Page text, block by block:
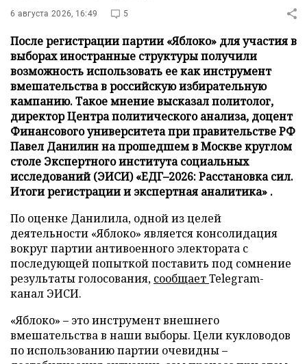
6 августа 2026, 16:49 5
После регистрации партии «Яблоко» для участия в
выборах иностранные структуры получили
возможность использовать ее как инструмент
вмешательства в российскую избирательную
кампанию. Такое мнение высказал политолог,
директор Центра политического анализа, доцент
Финансового университета при правительстве РФ
Павел Данилин на прошедшем в Москве круглом
столе Экспертного института социальных
исследований (ЭИСИ) «ЕДГ–2026: Расстановка сил.
Итоги регистрации и экспертная аналитика» .
По оценке Данилила, одной из целей
деятельности «Яблоко» является консолидация
вокруг партии антивоенного электората с
последующей попыткой поставить под сомнение
результаты голосования, сообщаетTelegram-
канал ЭИСИ.
«Яблоко» – это инструмент внешнего
вмешательства в наши выборы. Цели кукловодов
по использованию партии очевидны –